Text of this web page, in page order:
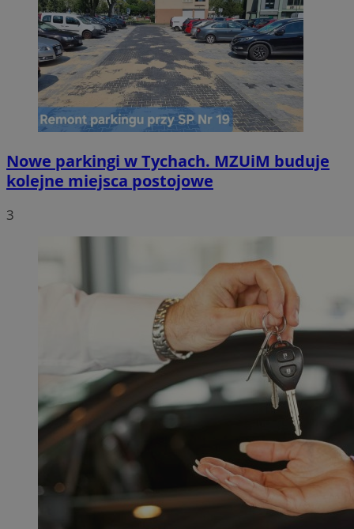
Nowe parkingi w Tychach. MZUiM buduje
kolejne miejsca postojowe
3